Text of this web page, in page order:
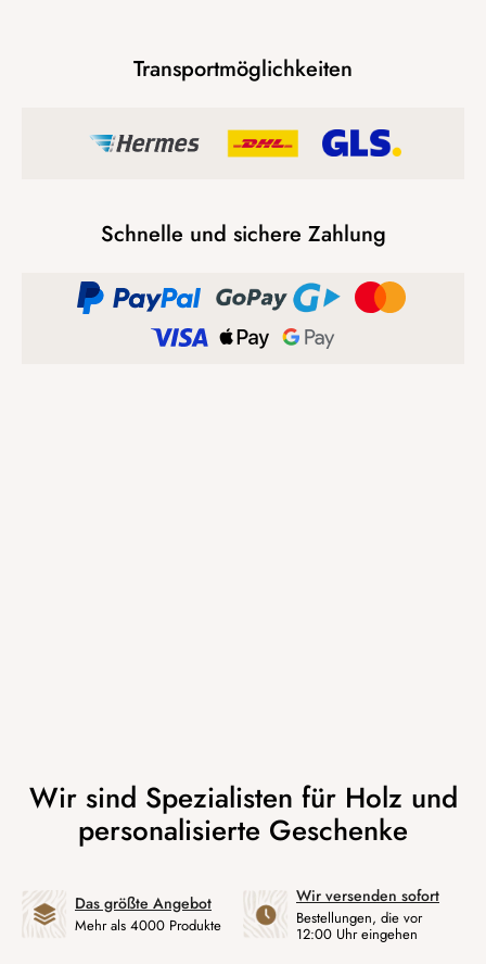
Transportmöglichkeiten
Schnelle und sichere Zahlung
Das größte Angebot
Mehr als 4000 Produkte
Wir versenden sofort
Bestellungen, die vor
12:00 Uhr eingehen